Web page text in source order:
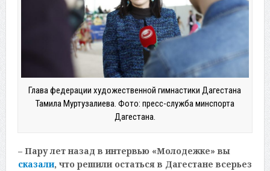
Глава федерации художественной гимнастики Дагестана
Тамила Муртузалиева. Фото: пресс-служба минспорта
Дагестана.
– Пару лет назад в интервью «Молодежке» вы
сказали, что решили остаться в Дагестане всерьез